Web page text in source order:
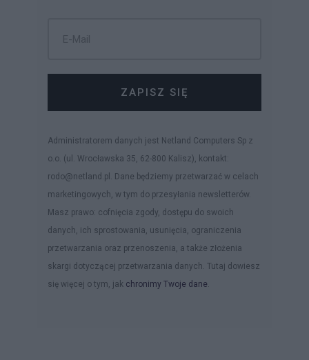
ZAPISZ SIĘ
Administratorem danych jest Netland Computers Sp z
o.o. (ul. Wrocławska 35, 62-800 Kalisz), kontakt:
rodo@netland.pl. Dane będziemy przetwarzać w celach
marketingowych, w tym do przesyłania newsletterów.
Masz prawo: cofnięcia zgody, dostępu do swoich
danych, ich sprostowania, usunięcia, ograniczenia
przetwarzania oraz przenoszenia, a także złożenia
skargi dotyczącej przetwarzania danych. Tutaj dowiesz
się więcej o tym, jak chronimy Twoje dane.